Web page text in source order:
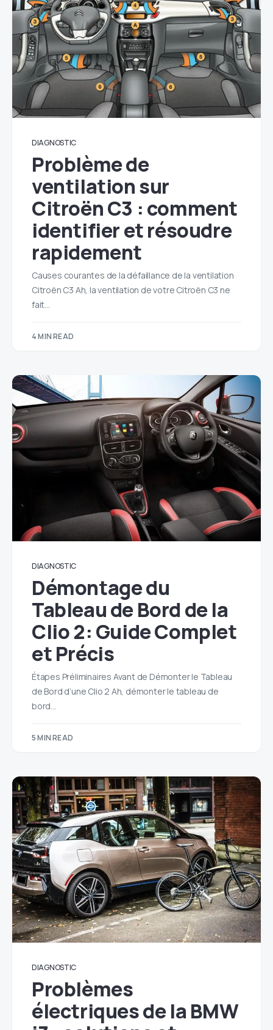
DIAGNOSTIC
Problème de
ventilation sur
Citroën C3 : comment
identifier et résoudre
rapidement
Causes courantes de la défaillance de la ventilation
Citroën C3 Ah, la ventilation de votre Citroën C3 ne
fait…
4 MIN READ
DIAGNOSTIC
Démontage du
Tableau de Bord de la
Clio 2: Guide Complet
et Précis
Étapes Préliminaires Avant de Démonter le Tableau
de Bord d’une Clio 2 Ah, démonter le tableau de
bord…
5 MIN READ
DIAGNOSTIC
Problèmes
électriques de la BMW